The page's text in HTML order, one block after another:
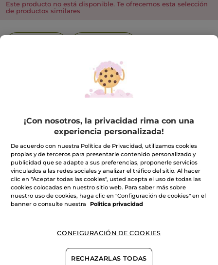
Este producto no está disponible. Te ofrecemos esta selección
de productos similares
ORDENAR POR
Desmaquillante Suave
de Ojos
Frasco 100 ml
(1604)
-30% en tu 2º limpiador:
AÑADIR A MI
¡Con nosotros, la privacidad rima con una
experiencia personalizada!
De acuerdo con nuestra Política de Privacidad, utilizamos cookies
propias y de terceros para presentarle contenido personalizado y
publicidad que se adapte a sus preferencias, proponerle servicios
vinculados a las redes sociales y analizar el tráfico del sitio. Al hacer
clic en "Aceptar todas las cookies", usted acepta el uso de todas las
cookies colocadas en nuestro sitio web. Para saber más sobre
nuestro uso de cookies, haga clic en "Configuración de cookies" en el
banner o consulte nuestra
Politica privacidad
CONFIGURACIÓN DE COOKIES
RECHAZARLAS TODAS